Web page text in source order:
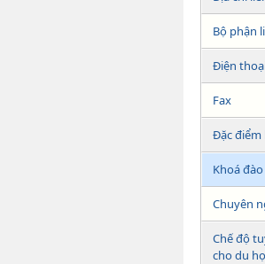
Bộ phận
Điện
Fax
Đặc điểm
Khoá
Chuyên
Chế độ
cho du